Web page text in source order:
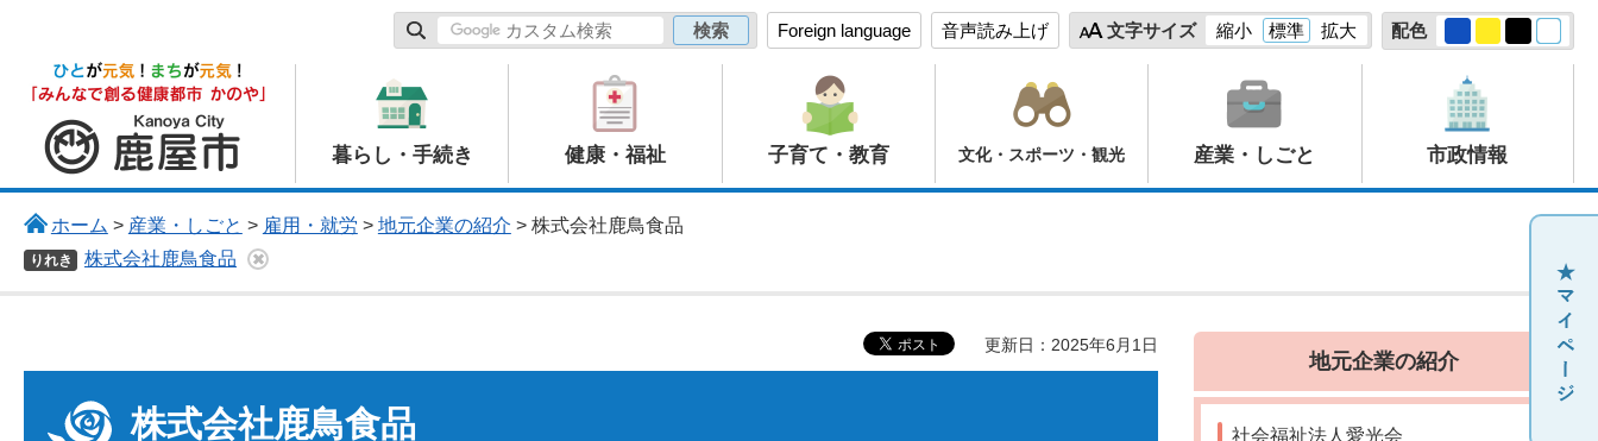
Foreign language 音声読み上げ 文字サイズ 縮小 標準 拡大 配色
鹿屋市
暮らし・手続き 健康・福祉 子育て・教育 文化・スポーツ・観光 産業・しごと 市政情報
ホーム > 産業・しごと > 雇用・就労 > 地元企業の紹介 > 株式会社鹿鳥食品
りれき 株式会社鹿鳥食品
更新日：2025年6月1日
株式会社鹿鳥食品
地元企業の紹介
社会福祉法人愛光会